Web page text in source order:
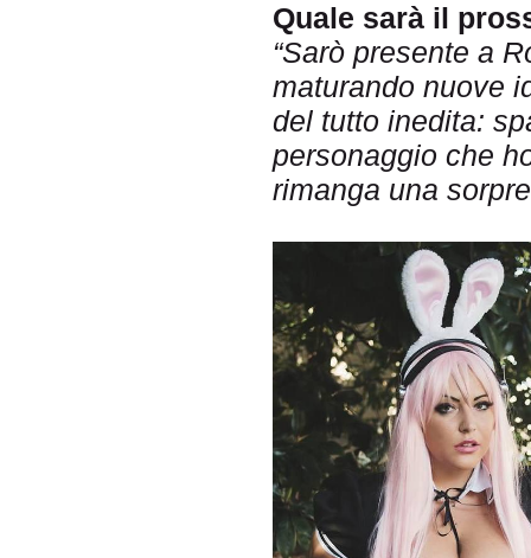
Quale sarà il
“Sarò presente a
maturando nuove
del tutto inedita:
personaggio che
rimanga una